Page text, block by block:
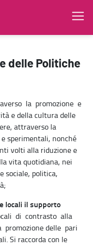
delle Politiche
la promozione e
e della cultura delle
attraverso la
sperimentali, nonché
volti alla riduzione e
vita quotidiana, nei
sociale, politica,
locali il supporto
di contrasto alla
delle pari
Si raccorda con le